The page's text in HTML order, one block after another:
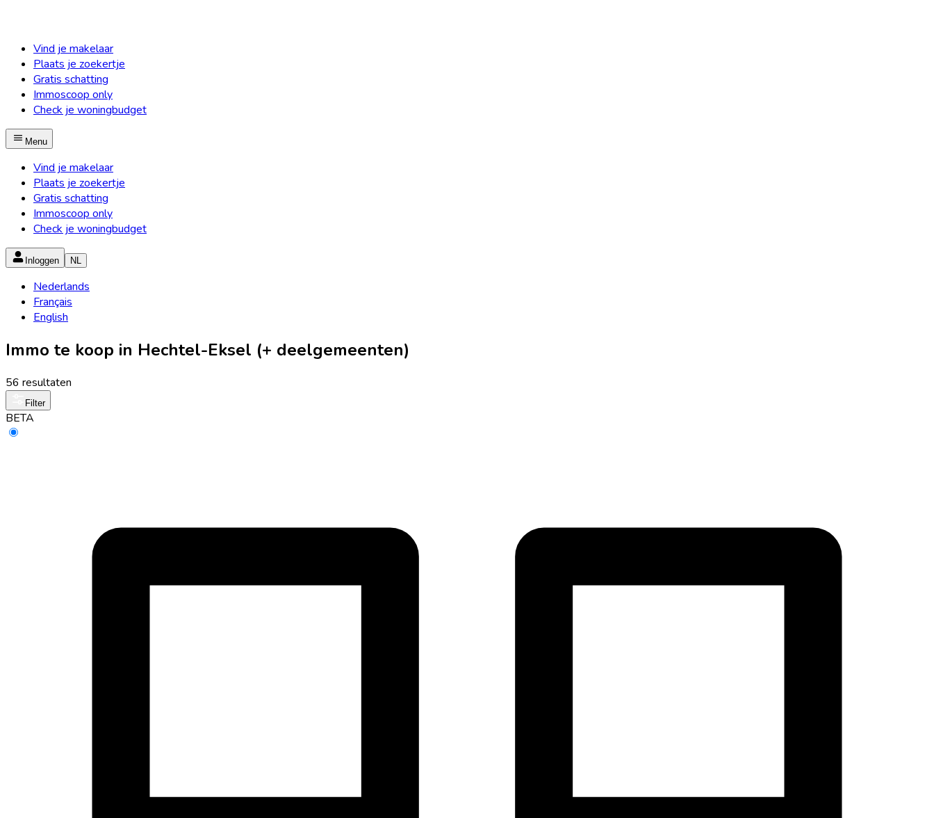
Vind je makelaar
Plaats je zoekertje
Gratis schatting
Immoscoop only
Check je woningbudget
Menu
Vind je makelaar
Plaats je zoekertje
Gratis schatting
Immoscoop only
Check je woningbudget
Inloggen NL
Nederlands
Français
English
Immo te koop in Hechtel-Eksel (+ deelgemeenten)
56 resultaten
Filter
BETA